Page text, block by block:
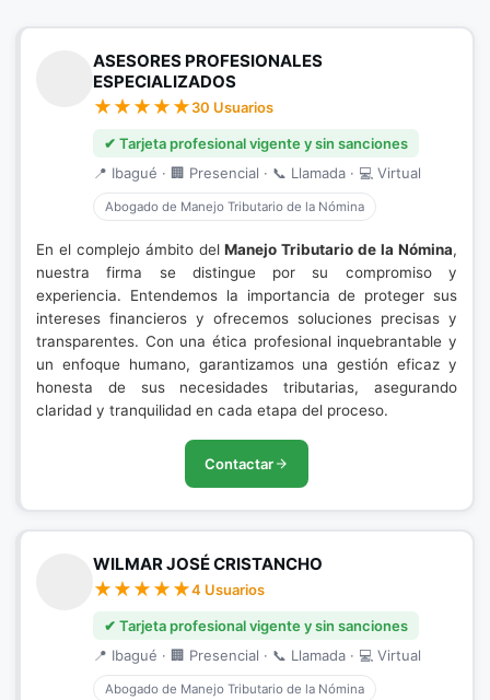
ASESORES PROFESIONALES
ESPECIALIZADOS
30 Usuarios
✔ Tarjeta profesional vigente y sin sanciones
📍 Ibagué · 🏢 Presencial · 📞 Llamada · 💻 Virtual
Abogado de Manejo Tributario de la Nómina
En el complejo ámbito delManejo Tributario de la Nómina,
nuestra firma se distingue por su compromiso y
experiencia. Entendemos la importancia de proteger sus
intereses financieros y ofrecemos soluciones precisas y
transparentes. Con una ética profesional inquebrantable y
un enfoque humano, garantizamos una gestión eficaz y
honesta de sus necesidades tributarias, asegurando
claridad y tranquilidad en cada etapa del proceso.
Contactar
WILMAR JOSÉ CRISTANCHO
4 Usuarios
✔ Tarjeta profesional vigente y sin sanciones
📍 Ibagué · 🏢 Presencial · 📞 Llamada · 💻 Virtual
Abogado de Manejo Tributario de la Nómina